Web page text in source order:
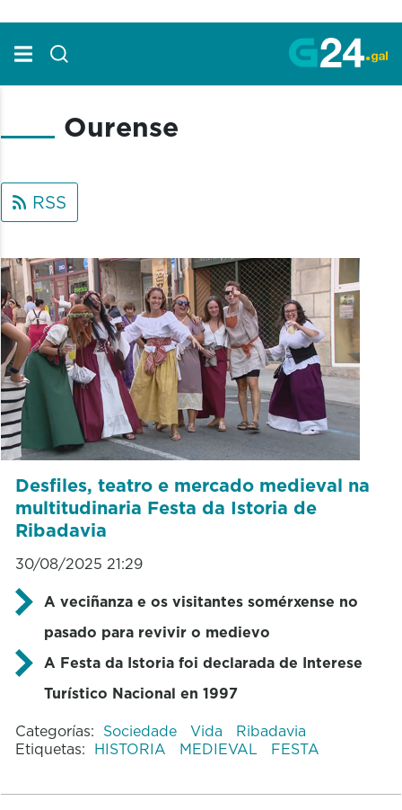
Ourense
RSS
Desfiles, teatro e mercado medieval na
multitudinaria Festa da Istoria de
Ribadavia
30/08/2025 21:29
A veciñanza e os visitantes somérxense no
pasado para revivir o medievo
A Festa da Istoria foi declarada de Interese
Turístico Nacional en 1997
Categorías: Sociedade Vida
Ribadavia
Etiquetas: HISTORIA MEDIEVAL FESTA